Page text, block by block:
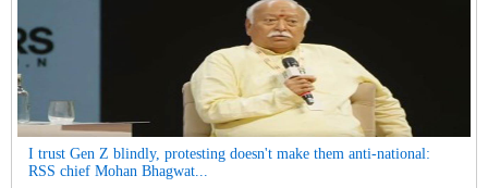
I trust Gen Z blindly, protesting doesn't make them anti-national:
RSS chief Mohan Bhagwat...